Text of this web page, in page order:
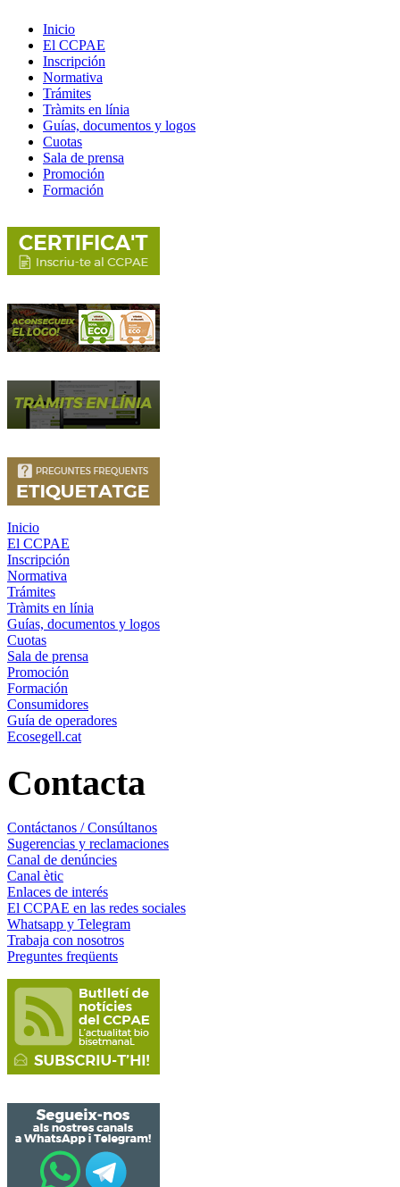
Inicio
El CCPAE
Inscripción
Normativa
Trámites
Tràmits en línia
Guías, documentos y logos
Cuotas
Sala de prensa
Promoción
Formación
Inicio
El CCPAE
Inscripción
Normativa
Trámites
Tràmits en línia
Guías, documentos y logos
Cuotas
Sala de prensa
Promoción
Formación
Consumidores
Guía de operadores
Ecosegell.cat
Contacta
Contáctanos / Consúltanos
Sugerencias y reclamaciones
Canal de denúncies
Canal ètic
Enlaces de interés
El CCPAE en las redes sociales
Whatsapp y Telegram
Trabaja con nosotros
Preguntes freqüents